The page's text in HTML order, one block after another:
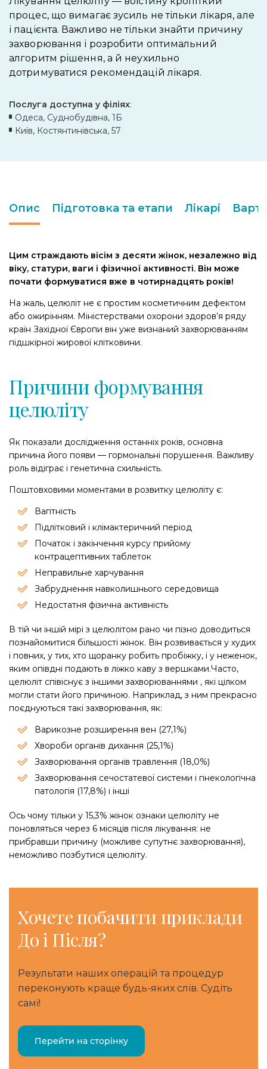
процес, що вимагає зусиль не тільки лікаря, але
і пацієнта. Важливо не тільки знайти причину
захворювання і розробити оптимальний
алгоритм рішення, а й неухильно
дотримуватися рекомендацій лікаря.
Послуга доступна у філіях:
Одеса, Суднобудівна, 1Б
Київ, Костянтинівська, 57
Опис Підготовка та етапи Лікарі
Цим страждають вісім з десяти жінок, незалежно від
віку, статури, ваги і фізичної активності. Він може
почати формуватися вже в чотирнадцять років!
На жаль, целюліт не є простим косметичним дефектом
або ожирінням. Міністерствами охорони здоров’я ряду
країн Західної Європи він уже визнаний захворюванням
підшкірної жирової клітковини.
Причини формування
целюліту
Як показали дослідження останніх років, основна
причина його появи — гормональні порушення. Важливу
роль відіграє і генетична схильність.
Поштовховими моментами в розвитку целюліту є:
Вагітність
Підлітковий і клімактеричний період
Початок і закінчення курсу прийому
контрацептивних таблеток
Неправильне харчування
Забруднення навколишнього середовища
Недостатня фізична активність
В тій чи іншій мірі з целюлітом рано чи пізно доводиться
познайомитися більшості жінок. Він розвивається у худих
і повних, у тих, хто щоранку робить пробіжку, і у неженок,
яким опівдні подають в ліжко каву з вершками.Часто,
целюліт співіснує з іншими захворюваннями , які цілком
могли стати його причиною. Наприклад, з ним прекрасно
поєднуються такі захворювання, як:
Варикозне розширення вен (27,1%)
Хвороби органів дихання (25,1%)
Захворювання органів травлення (18,0%)
Захворювання сечостатевої системи і гінекологічна
патологія (17,8%) і інші
Ось чому тільки у 15,3% жінок ознаки целюліту не
поновляться через 6 місяців після лікування: не
прибравши причину (можливе супутнє захворювання),
неможливо позбутися целюліту.
Хочетепобачити приклади
До і Після?
Результати наших операцій та процедур
переконують краще будь-яких слів. Судіть
самі!
Перейти на сторінку